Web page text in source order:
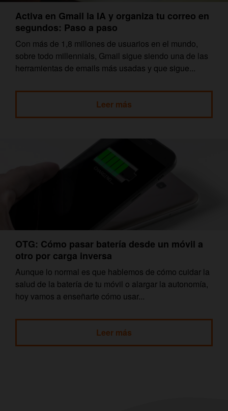
Activa en Gmail la IA y organiza tu correo en
segundos: Paso a paso
Con más de 1,8 millones de usuarios en el mundo,
sobre todo millennials, Gmail sigue siendo una de las
herramientas de emails más usadas y que sigue...
Leer más
OTG: Cómo pasar batería desde un móvil a
otro por carga inversa
Aunque lo normal es que hablemos de cómo cuidar la
salud de la batería de tu móvil o alargar la autonomía,
hoy vamos a enseñarte cómo usar...
Leer más